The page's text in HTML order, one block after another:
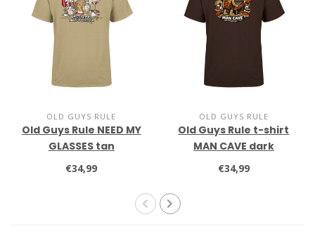
OLD GUYS RULE
Old Guys Rule NEED MY
GLASSES tan
€34,99
OLD GUYS RULE
Old Guys Rule t-shirt
MAN CAVE dark
chocolate
€34,99